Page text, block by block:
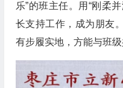
乐”的班主任。用“刚柔
长支持工作，成为朋友
有步履实地，方能与班级